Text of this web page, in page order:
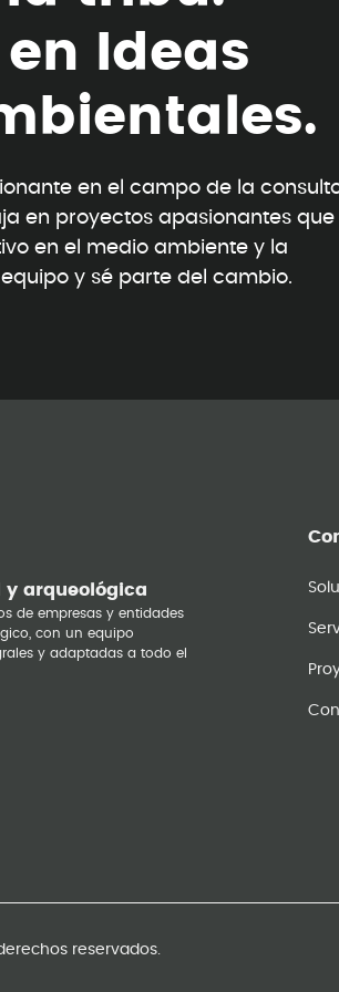
en deas
bienta es.
en el campo de la
en proyectos apasionantes que
en el medio ambiente y la
y sé parte del cambio.
y arqueológica
de empresas y entidades
con un equipo
y adaptadas a todo el
reservados.